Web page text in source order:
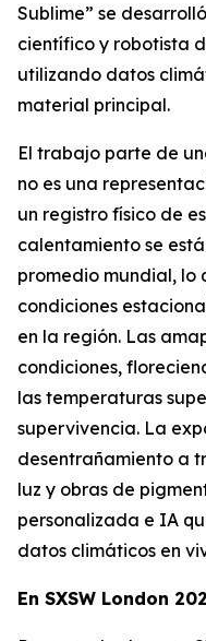
Sublime” se
científico y robotista
utilizando datos
material principal.
El trabajo parte de
no es una
un registro físico de
calentamiento se
promedio mundial, lo
condiciones
en la región. Las
condiciones,
las temperaturas
supervivencia. La
desentrañamiento a
luz y obras de
personalizada e IA
datos climáticos en
En SXSW London